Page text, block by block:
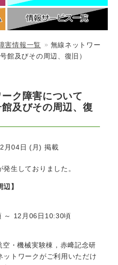
害情報一覧
無線ネットワー
館及びその周辺、復旧）
ク障害について
館及びその周辺、復
月04日 (月) 掲載
生しておりました。
】
～ 12月06日10:30頃
・機械実験棟，赤﨑記念研
ットワークがご利用いただけ